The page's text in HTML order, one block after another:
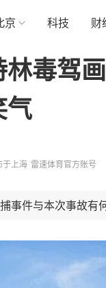
京 科技 财
毒驾
气
于上海 雷速体育官方账号
事件与本次事故有